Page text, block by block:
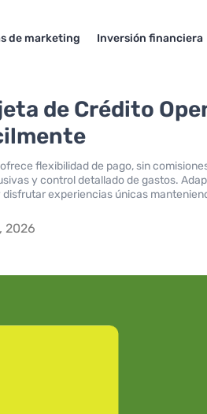
de marketing Inversión financiera
de Crédito
flexibilidad de pago, sin
y control detallado de gastos.
experiencias únicas
2026